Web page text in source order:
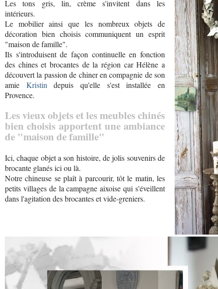
Les tons gris, lin, crème s'invitent dans les
intérieurs.
Le mobilier ainsi que les nombreux objets de
décoration bien choisis communiquent un esprit
"maison de famille".
Ils s'introduisent de façon continuelle en fonction
des chines et brocantes de la région car Hélène a
découvert la passion de chiner en compagnie de son
amie Kristindepuis qu'elle s'est installée en
Provence.
Les vieux objets et les meubles chinés
bien choisis apportent une ambiance
de "maison de famille"
Ici, chaque objet a son histoire, de jolis souvenirs de
brocante glanés ici ou là.
Notre chineuse se plaît à parcourir, tôt le matin, les
petits villages de la campagne aixoise qui s'éveillent
dans l'agitation des brocantes et vide-greniers.